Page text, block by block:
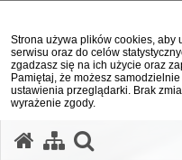
Strona używa plików cookies, aby
serwisu oraz do celów
zgadzasz się na ich użycie oraz
Pamiętaj, że możesz
ustawienia przeglądarki. Brak
wyrażenie zgody.